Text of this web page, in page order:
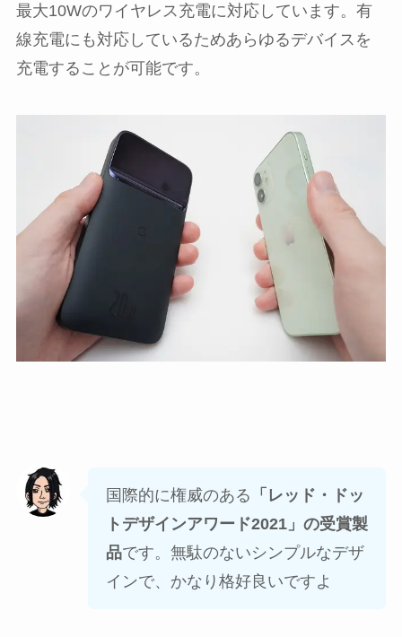
最大10Wのワイヤレス充電に対応しています。有
線充電にも対応しているためあらゆるデバイスを
充電することが可能です。
国際的に権威のある 「レッド・ドッ
トデザインアワード2021」の受賞製
品です。無駄のないシンプルなデザ
インで、かなり格好良いですよ